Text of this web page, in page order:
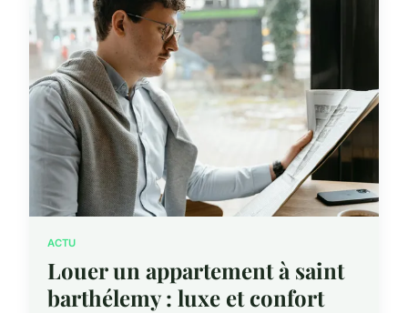
ACTU
Louer un appartement à saint
barthélemy : luxe et confort